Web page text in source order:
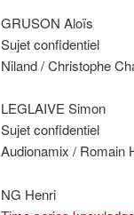
GRUSON Aloïs
Sujet confidentiel
Niland / Christophe
LEGLAIVE Simon
Sujet confidentiel
Audionamix / Romain
NG Henri